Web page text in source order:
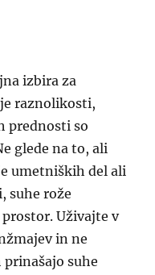
izbira za
raznolikosti,
prednosti so
glede na to, ali
umetniških del ali
suhe rože
Uživajte v
in ne
suhe